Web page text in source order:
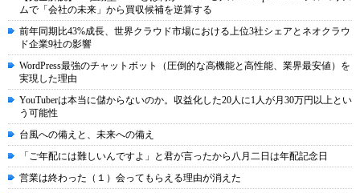
ムで「会社の未来」から買収候補を逆算する
前年同期比43%成長、世界クラウド市場における上位3社シェアとネオクラウ
ド企業9社の影響
WordPress最強のチャットボット（圧倒的な高機能と高性能、業界最安値）を
実現した理由
YouTuberは本当に儲からないのか。収益化した20人に1人が月30万円以上とい
う可能性
台風への備えと、未来への備え
「ご年配には難しいんですよ」と君が言ったから八月二日は年配記念日
営業は終わった（１）会ってもらえる理由が消えた